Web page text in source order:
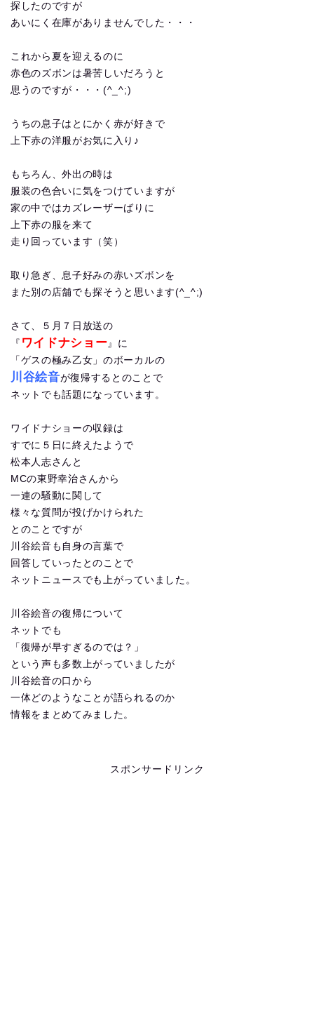
探したのですが
あいにく在庫がありませんでした・・・
これから夏を迎えるのに
赤色のズボンは暑苦しいだろうと
思うのですが・・・(^_^;)
うちの息子はとにかく赤が好きで
上下赤の洋服がお気に入り♪
もちろん、外出の時は
服装の色合いに気をつけていますが
家の中ではカズレーザーばりに
上下赤の服を来て
走り回っています（笑）
取り急ぎ、息子好みの赤いズボンを
また別の店舗でも探そうと思います(^_^;)
さて、５月７日放送の
『 ワイドナショー』に
「ゲスの極み乙女」のボーカルの
川谷絵音が復帰するとのことで
ネットでも話題になっています。
ワイドナショーの収録は
すでに５日に終えたようで
松本人志さんと
MCの東野幸治さんから
一連の騒動に関して
様々な質問が投げかけられた
とのことですが
川谷絵音も自身の言葉で
回答していったとのことで
ネットニュースでも上がっていました。
川谷絵音の復帰について
ネットでも
「復帰が早すぎるのでは？」
という声も多数上がっていましたが
川谷絵音の口から
一体どのようなことが語られるのか
情報をまとめてみました。
スポンサードリンク